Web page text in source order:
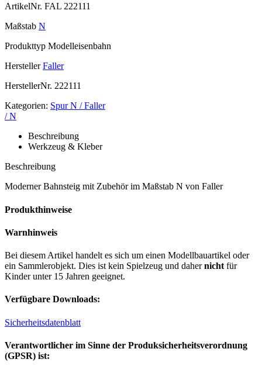
ArtikelNr. FAL 222111
Maßstab N
Produkttyp Modelleisenbahn
Hersteller Faller
HerstellerNr. 222111
Kategorien: Spur N / Faller
/ N
Beschreibung
Werkzeug & Kleber
Beschreibung
Moderner Bahnsteig mit Zubehör im Maßstab N von Faller
Produkthinweise
Warnhinweis
Bei diesem Artikel handelt es sich um einen Modellbauartikel oder
ein Sammlerobjekt. Dies ist kein Spielzeug und dahernicht für
Kinder unter 15 Jahren geeignet.
Verfügbare Downloads:
Sicherheitsdatenblatt
Verantwortlicher im Sinne der Produksicherheitsverordnung
(GPSR) ist: